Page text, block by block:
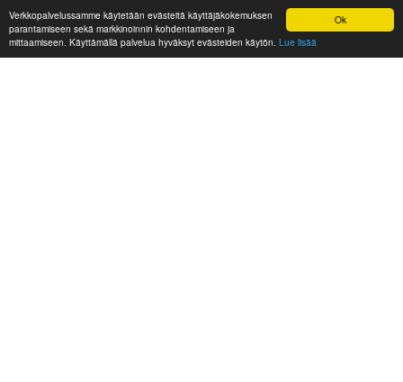
Ok
Verkkopalvelussamme käytetään evästeitä käyttäjäkokemuksen
parantamiseen sekä markkinoinnin kohdentamiseen ja
mittaamiseen. Käyttämällä palvelua hyväksyt evästeiden käytön. Lue lisää